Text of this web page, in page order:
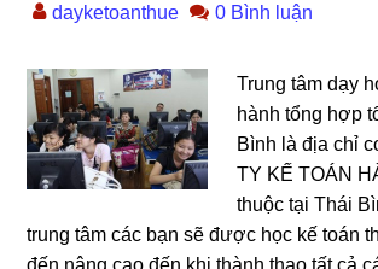
dayketoanthue 0 Bình luận
Trung tâm dạy
hành tổng hợp
Bình là địa chỉ
TY KẾ TOÁN
thuộc tại Thái
trung tâm các bạn sẽ được học kế toán
đến nâng cao đến khi thành thạo tất cả